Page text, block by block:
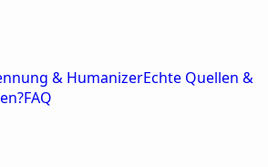
& HumanizerEchte Quellen &
FAQ